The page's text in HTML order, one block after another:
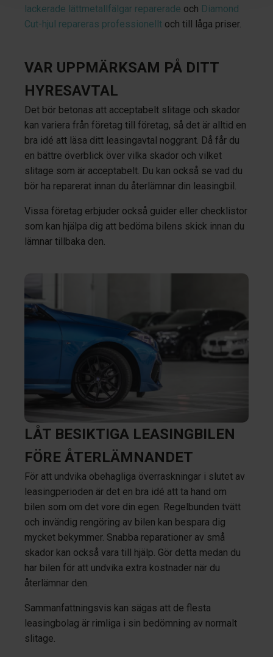
lackerade lättmetallfälgar reparerade och Diamond
Cut-hjul repareras professionellt och till låga priser.
VAR UPPMÄRKSAM PÅ DITT
HYRESAVTAL
Det bör betonas att acceptabelt slitage och skador
kan variera från företag till företag, så det är alltid en
bra idé att läsa ditt leasingavtal noggrant. Då får du
en bättre överblick över vilka skador och vilket
slitage som är acceptabelt. Du kan också se vad du
bör ha reparerat innan du återlämnar din leasingbil.
Vissa företag erbjuder också guider eller checklistor
som kan hjälpa dig att bedöma bilens skick innan du
lämnar tillbaka den.
LÅT BESIKTIGA LEASINGBILEN
FÖRE ÅTERLÄMNANDET
För att undvika obehagliga överraskningar i slutet av
leasingperioden är det en bra idé att ta hand om
bilen som om det vore din egen. Regelbunden tvätt
och invändig rengöring av bilen kan bespara dig
mycket bekymmer. Snabba reparationer av små
skador kan också vara till hjälp. Gör detta medan du
har bilen för att undvika extra kostnader när du
återlämnar den.
Sammanfattningsvis kan sägas att de flesta
leasingbolag är rimliga i sin bedömning av normalt
slitage.